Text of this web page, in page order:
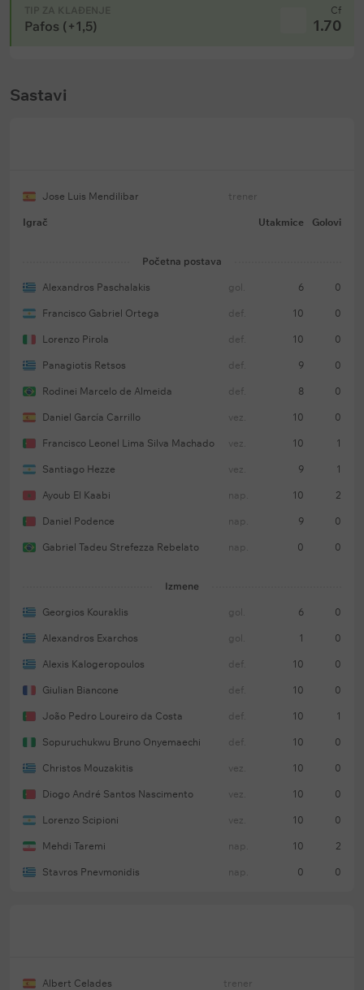
TIP ZA KLAĐENJE
Pafos (+1,5)
Cf
1.70
Sastavi
Jose Luis Mendilibar trener
Igrač Utakmice Golovi
Početna postava
Alexandros Paschalakis gol. 6 0
Francisco Gabriel Ortega def. 10 0
Lorenzo Pirola def. 10 0
Panagiotis Retsos def. 9 0
Rodinei Marcelo de Almeida def. 8 0
Daniel García Carrillo vez. 10 0
Francisco Leonel Lima Silva Machado vez. 10 1
Santiago Hezze vez. 9 1
Ayoub El Kaabi nap. 10 2
Daniel Podence nap. 9 0
Gabriel Tadeu Strefezza Rebelato nap. 0 0
Izmene
Georgios Kouraklis gol. 6 0
Alexandros Exarchos gol. 1 0
Alexis Kalogeropoulos def. 10 0
Giulian Biancone def. 10 0
João Pedro Loureiro da Costa def. 10 1
Sopuruchukwu Bruno Onyemaechi def. 10 0
Christos Mouzakitis vez. 10 0
Diogo André Santos Nascimento vez. 10 0
Lorenzo Scipioni vez. 10 0
Mehdi Taremi nap. 10 2
Stavros Pnevmonidis nap. 0 0
Albert Celades trener